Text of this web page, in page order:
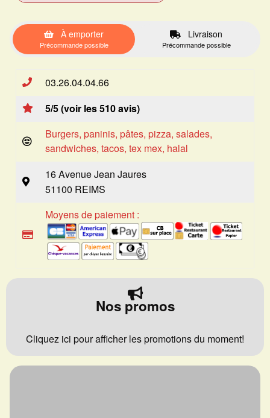
À emporter
Précommande possible
Livraison
Précommande possible
03.26.04.04.66
5/5 (voir les 510 avis)
Burgers, paninis, pâtes, pizza, salades,
sandwiches, tacos, tex mex, halal
16 Avenue Jean Jaures
51100 REIMS
Moyens de paiement :
Nos promos
Cliquez ici pour afficher les promotions du moment!